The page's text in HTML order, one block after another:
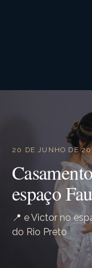
20 DE JUNHO DE
espaço
📍 e Victor no
do Rio Preto